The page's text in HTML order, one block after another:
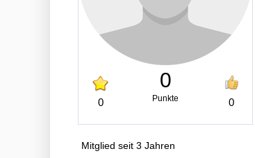
0
0
Punkte 0
Mitglied seit 3 Jahren